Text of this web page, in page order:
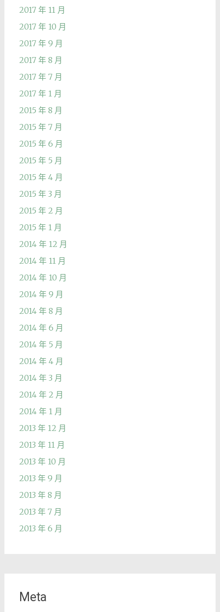
2017 年 11 月
2017 年 10 月
2017 年 9 月
2017 年 8 月
2017 年 7 月
2017 年 1 月
2015 年 8 月
2015 年 7 月
2015 年 6 月
2015 年 5 月
2015 年 4 月
2015 年 3 月
2015 年 2 月
2015 年 1 月
2014 年 12 月
2014 年 11 月
2014 年 10 月
2014 年 9 月
2014 年 8 月
2014 年 6 月
2014 年 5 月
2014 年 4 月
2014 年 3 月
2014 年 2 月
2014 年 1 月
2013 年 12 月
2013 年 11 月
2013 年 10 月
2013 年 9 月
2013 年 8 月
2013 年 7 月
2013 年 6 月
Meta